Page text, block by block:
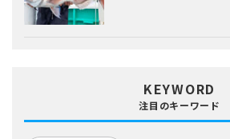
KEYWORD
注目のキーワード